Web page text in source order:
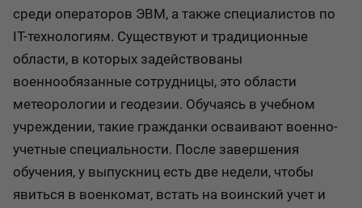
среди операторов ЭВМ, а также специалистов по
IT-технологиям. Существуют и традиционные
области, в которых задействованы
военнообязанные сотрудницы, это области
метеорологии и геодезии. Обучаясь в учебном
учреждении, такие гражданки осваивают военно-
учетные специальности. После завершения
обучения, у выпускниц есть две недели, чтобы
явиться в военкомат, встать на воинский учет и